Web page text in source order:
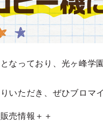
なっており、光ヶ峰学
いただき、ぜひブロマ
売情報＋＋